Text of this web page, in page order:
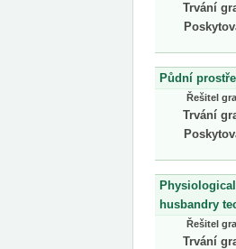
Trvání
Půdní
Řešitel
Trvání
husbandry
Řešitel
Trvání